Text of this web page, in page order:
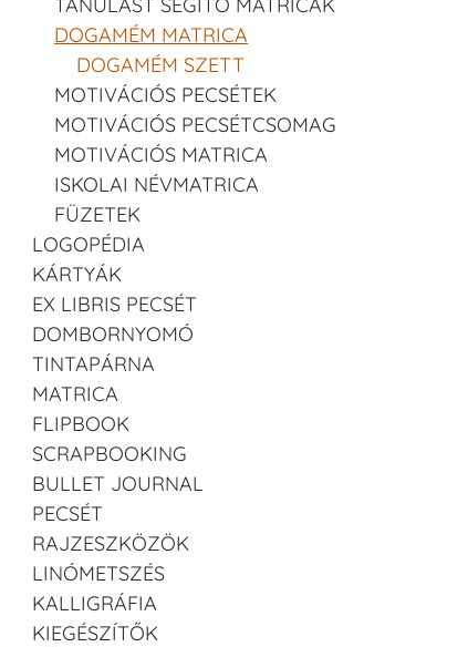
DOGAMÉM MATRICA
DOGAMÉM SZETT
MOTIVÁCIÓS PECSÉTEK
MOTIVÁCIÓS PECSÉTCSOMAG
MOTIVÁCIÓS MATRICA
ISKOLAI NÉVMATRICA
FÜZETEK
LOGOPÉDIA
KÁRTYÁK
EX LIBRIS PECSÉT
DOMBORNYOMÓ
TINTAPÁRNA
MATRICA
FLIPBOOK
SCRAPBOOKING
BULLET JOURNAL
PECSÉT
RAJZESZKÖZÖK
LINÓMETSZÉS
KALLIGRÁFIA
KIEGÉSZÍTŐK